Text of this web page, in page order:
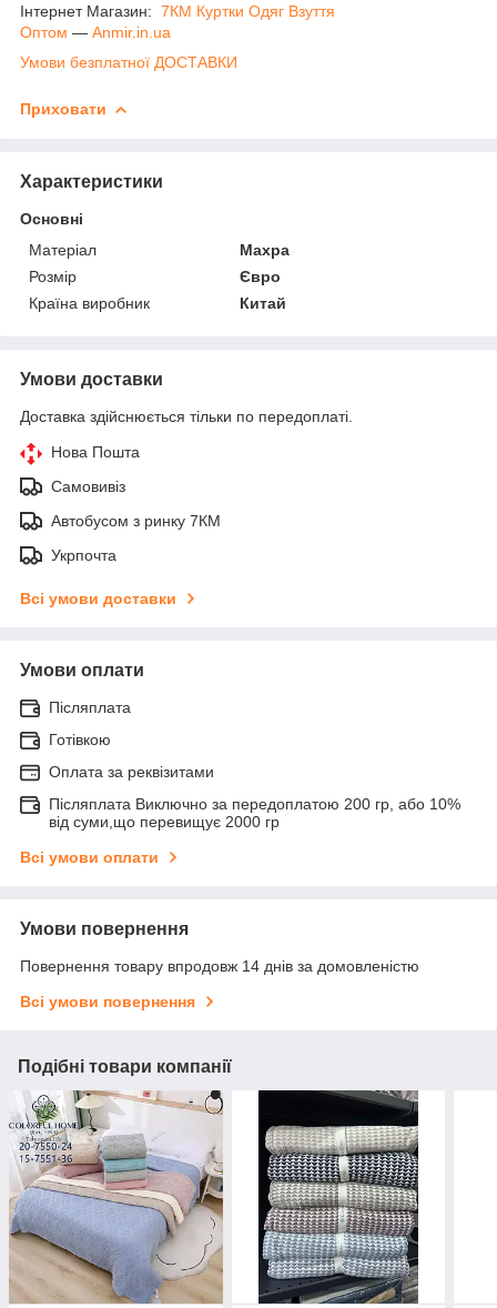
Інтернет Магазин: 7КМ Куртки Одяг Взуття
Оптом ― Anmir.in.ua
Умови безплатної ДОСТАВКИ
Приховати
Характеристики
Основні
Матеріал
Махра
Розмір
Євро
Країна виробник
Китай
Умови доставки
Доставка здійснюється тільки по передоплаті.
Нова Пошта
Самовивіз
Автобусом з ринку 7КМ
Укрпочта
Всі умови доставки
Умови оплати
Післяплата
Готівкою
Оплата за реквізитами
Післяплата Виключно за передоплатою 200 гр, або 10%
від суми,що перевищує 2000 гр
Всі умови оплати
Умови повернення
Повернення товару впродовж 14 днів за домовленістю
Всі умови повернення
Подібні товари компанії